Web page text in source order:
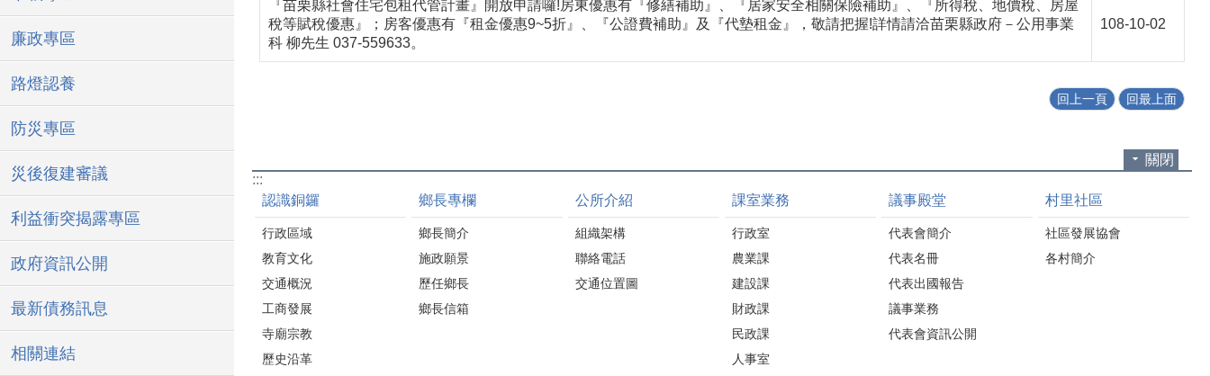
廉政專區
路燈認養
防災專區
災後復建審議
利益衝突揭露專區
政府資訊公開
最新債務訊息
相關連結
『苗栗縣社會住宅包租代管計畫』開放申請囉!房東優惠有『修繕補助』、『居家安全相關保險補助』、『所得稅、地價稅、房屋
稅等賦稅優惠』；房客優惠有『租金優惠9~5折』、『公證費補助』及『代墊租金』，敬請把握!詳情請洽苗栗縣政府－公用事業
科 柳先生 037-559633。
108-10-02
回上一頁 回最上面
關閉
:::
認識銅鑼
行政區域
教育文化
交通概況
工商發展
寺廟宗教
歷史沿革
鄉長專欄
鄉長簡介
施政願景
歷任鄉長
鄉長信箱
公所介紹
組織架構
聯絡電話
交通位置圖
課室業務
行政室
農業課
建設課
財政課
民政課
人事室
議事殿堂
代表會簡介
代表名冊
代表出國報告
議事業務
代表會資訊公開
村里社區
社區發展協會
各村簡介